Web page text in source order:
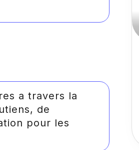
a travers la
de
pour les